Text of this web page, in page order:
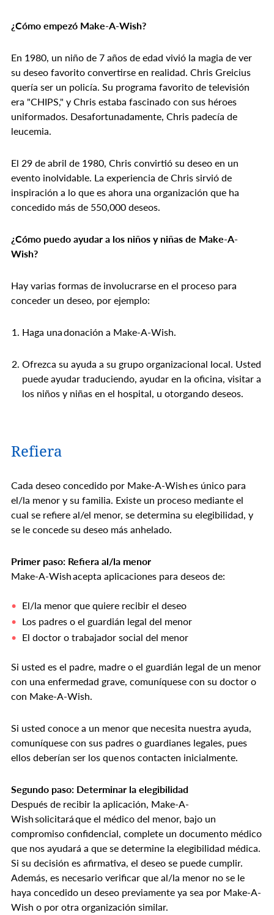
¿Cómo empezó Make-A-Wish?
En 1980, un niño de 7 años de edad vivió la magia de ver
su deseo favorito convertirse en realidad. Chris Greicius
quería ser un policía. Su programa favorito de televisión
era "CHIPS," y Chris estaba fascinado con sus héroes
uniformados. Desafortunadamente, Chris padecía de
leucemia.
El 29 de abril de 1980, Chris convirtió su deseo en un
evento inolvidable. La experiencia de Chris sirvió de
inspiración a lo que es ahora una organización que ha
concedido más de 550,000 deseos.
¿Cómo puedo ayudar a los niños y niñas de Make-A-
Wish?
Hay varias formas de involucrarse en el proceso para
conceder un deseo, por ejemplo:
Haga una donación a Make-A-Wish.
Ofrezca su ayuda a su grupo organizacional local. Usted
puede ayudar traduciendo, ayudar en la oficina, visitar a
los niños y niñas en el hospital, u otorgando deseos.
Refiera
Cada deseo concedido por Make-A-Wish es único para
el/la menor y su familia. Existe un proceso mediante el
cual se refiere al/el menor, se determina su elegibilidad, y
se le concede su deseo más anhelado.
Primer paso: Refiera al/la menor
Make-A-Wish acepta aplicaciones para deseos de:
El/la menor que quiere recibir el deseo
Los padres o el guardián legal del menor
El doctor o trabajador social del menor
Si usted es el padre, madre o el guardián legal de un menor
con una enfermedad grave, comuníquese con su doctor o
con Make-A-Wish.
Si usted conoce a un menor que necesita nuestra ayuda,
comuníquese con sus padres o guardianes legales, pues
ellos deberían ser los que nos contacten inicialmente.
Segundo paso: Determinar la elegibilidad
Después de recibir la aplicación, Make-A-
Wish solicitará que el médico del menor, bajo un
compromiso confidencial, complete un documento médico
que nos ayudará a que se determine la elegibilidad médica.
Si su decisión es afirmativa, el deseo se puede cumplir.
Además, es necesario verificar que al/la menor no se le
haya concedido un deseo previamente ya sea por Make-A-
Wish o por otra organización similar.